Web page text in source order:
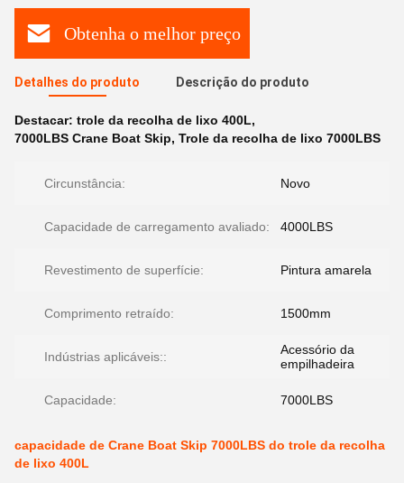
Obtenha o melhor preço
Detalhes do produto Descrição do produto
Destacar: trole da recolha de lixo 400L,
7000LBS Crane Boat Skip, Trole da recolha de lixo 7000LBS
Circunstância: Novo
Capacidade de carregamento avaliado: 4000LBS
Revestimento de superfície: Pintura amarela
Comprimento retraído: 1500mm
Indústrias aplicáveis::
Acessório da
empilhadeira
Capacidade: 7000LBS
capacidade de Crane Boat Skip 7000LBS do trole da recolha
de lixo 400L